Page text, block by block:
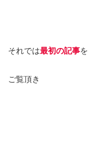
それでは最初の記事を
ご覧頂き